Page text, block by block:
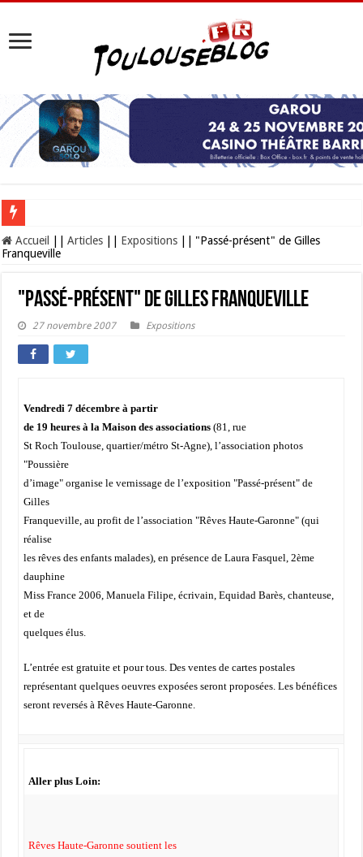
Les Nocturnes de la Cité de l’espace 2026 : l’événement incontournable de
Accueil Articles Expositions
"Passé-présent" de Gilles
Franqueville
"Passé-présent" de Gilles Franqueville
27 novembre 2007 Expositions
Vendredi 7 décembre à partir
de 19 heures à la Maison des associations(81, rue
St Roch Toulouse, quartier/métro St-Agne), l’association photos
"Poussière
d’image" organise le vernissage de l’exposition "Passé-présent" de
Gilles
Franqueville, au profit de l’association "Rêves Haute-Garonne" (qui
réalise
les rêves des enfants malades), en présence de Laura Fasquel, 2ème
dauphine
Miss France 2006, Manuela Filipe, écrivain, Equidad Barès, chanteuse,
et de
quelques élus.
L’entrée est gratuite et pour tous. Des ventes de cartes postales
représentant quelques oeuvres exposées seront proposées. Les bénéfices
seront reversés à Rêves Haute-Garonne.
Aller plus Loin:
Rêves Haute-Garonne soutient les